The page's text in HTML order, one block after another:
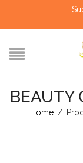
BEAUTY
Home /